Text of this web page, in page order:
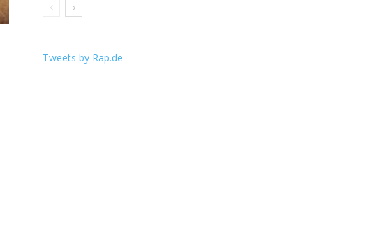
Tweets by Rap.de